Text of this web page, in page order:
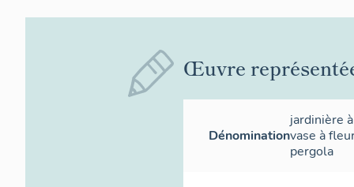
Œuvre
Dénomination
jardinière
vase à
pergola